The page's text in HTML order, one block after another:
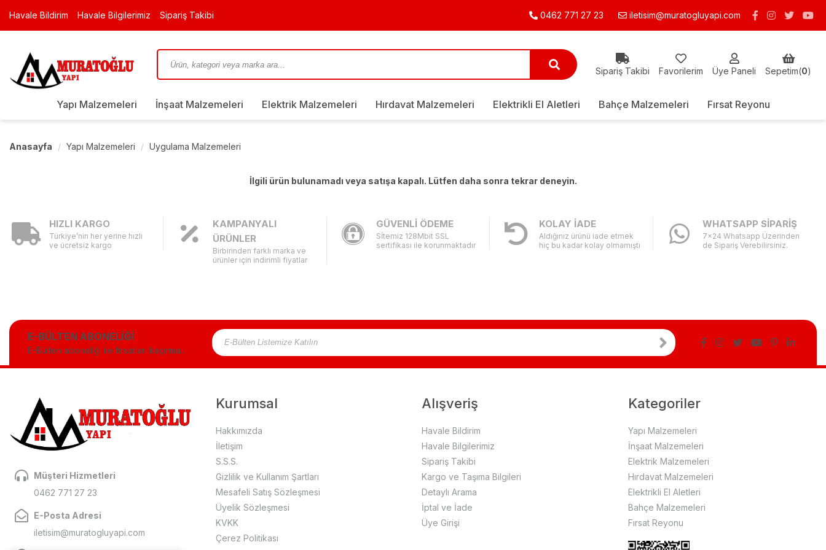
Havale Bildirim Havale Bilgilerimiz Sipariş Takibi 0462 771 27 23 iletisim@muratogluyapi.com
Sipariş Takibi Favorilerim Üye Paneli Sepetim(0)
Yapı Malzemeleri İnşaat Malzemeleri Elektrik Malzemeleri Hırdavat Malzemeleri Elektrikli El Aletleri Bahçe Malzemeleri Fırsat Reyonu
Anasayfa Yapı Malzemeleri Uygulama Malzemeleri
İlgili ürün bulunamadı veya satışa kapalı. Lütfen daha sonra tekrar deneyin.
HIZLI KARGO
Türkiye’nin her yerine hızlı
ve ücretsiz kargo
KAMPANYALI
ÜRÜNLER
Birbirinden farklı marka ve
ürünler için indirimli fiyatlar
GÜVENLİ ÖDEME
Sİtemiz 128Mbit SSL
sertifikası ile korunmaktadır
KOLAY İADE
Aldığınız ürünü iade etmek
hiç bu kadar kolay olmamıştı
WHATSAPP SİPARİŞ
7x24 Whatsapp Üzerinden
de Sipariş Verebilirsiniz.
E-BÜLTEN ABONELİĞİ
E-Bülten aboneliği ile fırsatları kaçırma...
Müşteri Hizmetleri
0462 771 27 23
E-Posta Adresi
iletisim@muratogluyapi.com
Kurumsal
Hakkımızda
İletişim
S.S.S.
Gizlilik ve Kullanım Şartları
Mesafeli Satış Sözleşmesi
Üyelik Sözleşmesi
KVKK
Çerez Politikası
Alışveriş
Havale Bildirim
Havale Bilgilerimiz
Sipariş Takibi
Kargo ve Taşıma Bilgileri
Detaylı Arama
İptal ve İade
Üye Girişi
Kategoriler
Yapı Malzemeleri
İnşaat Malzemeleri
Elektrik Malzemeleri
Hırdavat Malzemeleri
Elektrikli El Aletleri
Bahçe Malzemeleri
Fırsat Reyonu